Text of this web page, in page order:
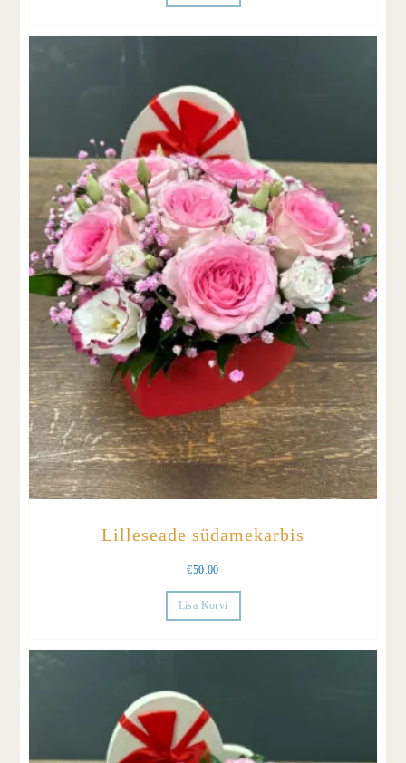
Lilleseade südamekarbis
€50.00
Lisa Korvi